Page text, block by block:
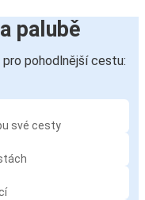
palubě
pohodlnější cestu:
své cesty